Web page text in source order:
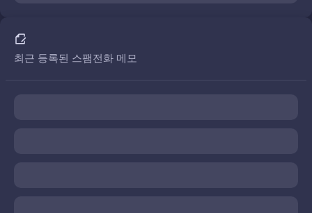
최근 등록된 스팸전화 메모